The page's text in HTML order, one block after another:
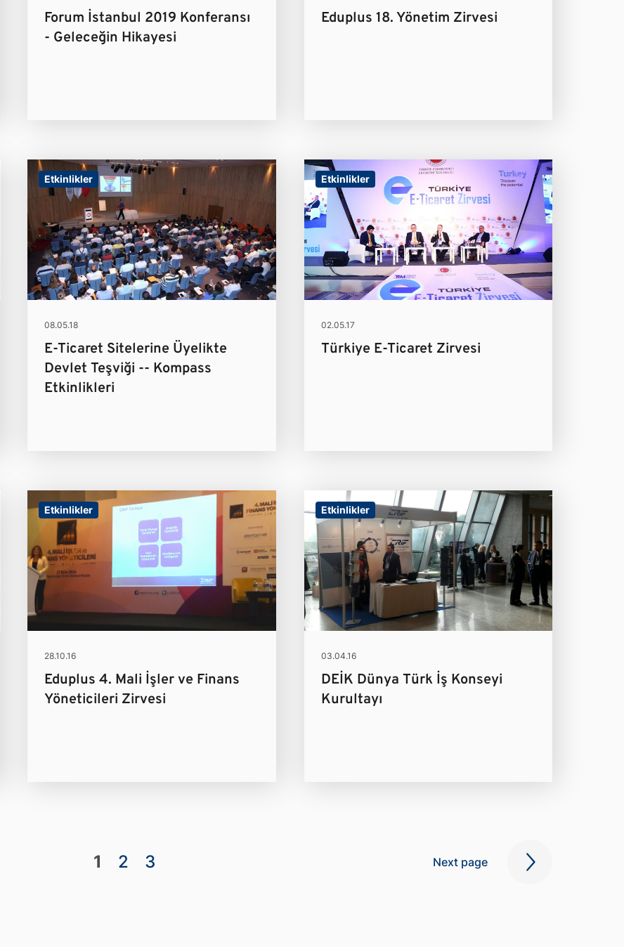
Forum İstanbul 2019 Konferansı
- Geleceğin Hikayesi
Eduplus 18. Yönetim Zirvesi
Etkinlikler
08.05.18
E-Ticaret Sitelerine Üyelikte
Devlet Teşviği -- Kompass
Etkinlikleri
Etkinlikler
02.05.17
Türkiye E-Ticaret Zirvesi
Etkinlikler
28.10.16
Eduplus 4. Mali İşler ve Finans
Yöneticileri Zirvesi
Etkinlikler
03.04.16
DEİK Dünya Türk İş Konseyi
Kurultayı
1 2 3 Next page